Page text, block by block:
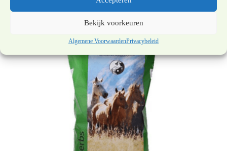
Bekijk voorkeuren
Algemene VoorwaardenPrivacybeleid